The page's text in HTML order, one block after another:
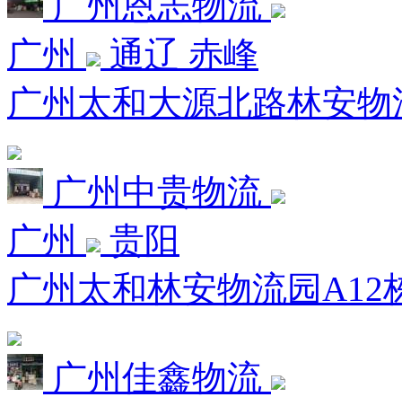
广州
通辽 赤峰
广州太和大源北路林安
广州中贵物流
广州
贵阳
广州太和林安物流园A12
广州佳鑫物流